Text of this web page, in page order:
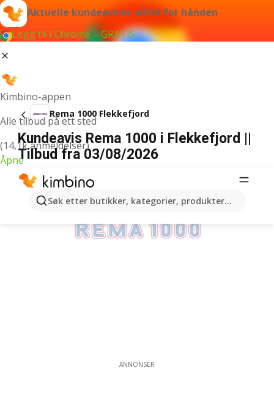
Aktuelle kundeaviser alltid for hånden
Legg til i Chrome – GRATIS
Kimbino-appen
Alle tilbud på ett sted
(14,1k anmeldelser)
Åpne
Søk etter butikker, kategorier, produkter...
Rema 1000 Flekkefjord
Kundeavis Rema 1000 i Flekkefjord ||
Tilbud fra 03/08/2026
ANNONSER